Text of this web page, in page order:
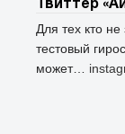
Для тех кто не
тестовый
может…